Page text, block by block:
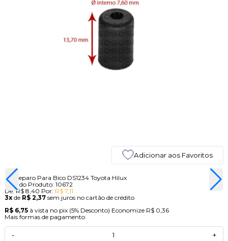
Adicionar aos Favoritos
Kit Reparo Para Bico DS1234 Toyota Hilux
Cod. do Produto: 10672
De:R$ 8,40 Por: R$ 7,11
3xde R$ 2,37 sem juros no cartão de crédito
R$ 6,75 à vista no pix (5% Desconto) Economize R$ 0,36
Mais formas de pagamento
- +